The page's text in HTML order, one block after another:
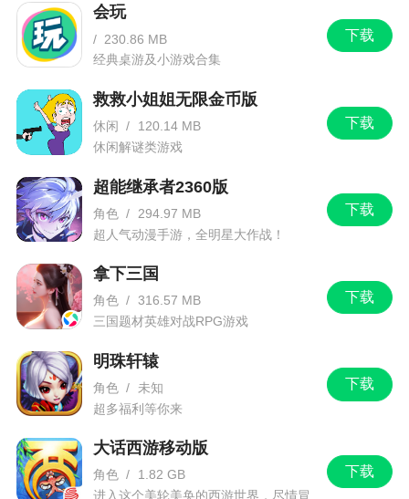
游戏特色
义
2、丰富的英雄收集体验，全系列圣斗士等待你
3、全系列角色由你招募 打造你的黄金阵容
4、选择属于您的崭新的对决过程，享受到历历
在目的激情战斗玩法，无比新颖
5、难以预料的精彩剧情和活动已开启
经典的儿时回忆
小编评价
1、圣斗士星矢是腾讯获取官方授权的正统圣斗
士手游，游戏有着完美复刻动漫的特色，还有完整
下载
会玩
/ 230.86 MB
经典桌游及小游戏合集
下载
救救小姐姐无限金币版
休闲 /
120.14 MB
休闲解谜类游戏
下载
超能继承者2360版
角色 /
294.97 MB
超人气动漫手游，全明星大作战！
下载
拿下三国
角色 / 316.57 MB
三国题材英雄对战RPG游戏
下载
明珠轩辕
角色 /
未知
超多福利等你来
下载
大话西游移动版
角色 /
1.82 GB
进入这个美轮美奂的西游世界，尽情冒